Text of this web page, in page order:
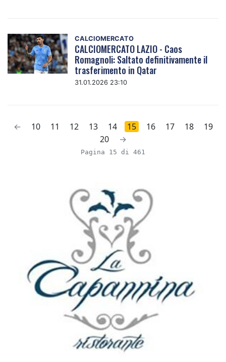
CALCIOMERCATO
CALCIOMERCATO LAZIO - Caos
Romagnoli: Saltato definitivamente il
trasferimento in Qatar
31.01.2026 23:10
← 10 11 12 13 14 15 16 17 18
19
20
→
Pagina 15 di 461